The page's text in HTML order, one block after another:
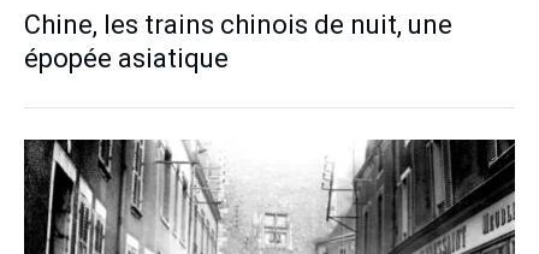
Chine, les trains chinois de nuit, une
épopée asiatique